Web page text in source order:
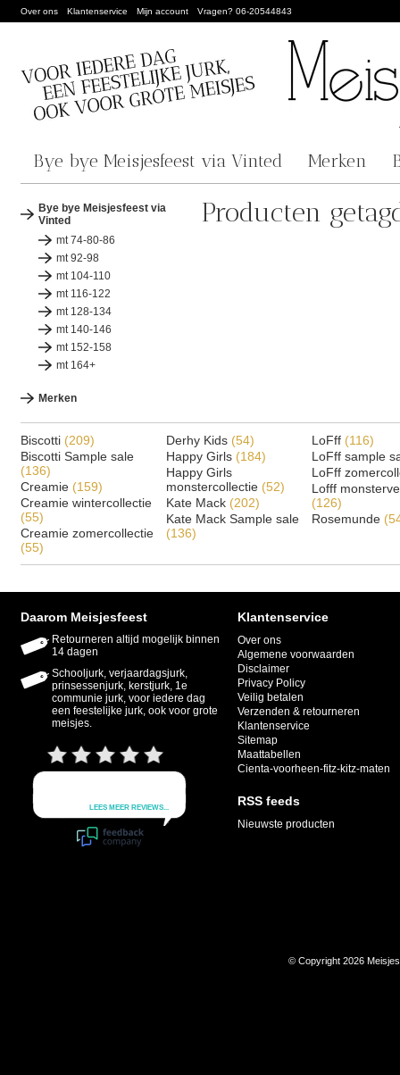
Over ons Klantenservice Mijn account Vragen? 06-20544843
Bye bye Meisjesfeest via Vinted Merken
Bye bye Meisjesfeest via
Vinted
mt 74-80-86
mt 92-98
mt 104-110
mt 116-122
mt 128-134
mt 140-146
mt 152-158
mt 164+
Merken
Producten
Biscotti (209)
Biscotti Sample sale
(136)
Creamie (159)
Creamie wintercollectie
(55)
Creamie zomercollectie
(55)
Derhy Kids (54)
Happy Girls (184)
Happy Girls
monstercollectie (52)
Kate Mack (202)
Kate Mack Sample sale
(136)
LoFff (116)
LoFff sample
LoFff
Lofff
(126)
Rosemunde
Daarom Meisjesfeest
Retourneren altijd mogelijk binnen
14 dagen
Schooljurk, verjaardagsjurk,
prinsessenjurk, kerstjurk, 1e
communie jurk, voor iedere dag
een feestelijke jurk, ook voor grote
meisjes.
Klantenservice
Over ons
Algemene voorwaarden
Disclaimer
Privacy Policy
Veilig betalen
Verzenden & retourneren
Klantenservice
Sitemap
Maattabellen
Cienta-voorheen-fitz-kitz-maten
RSS feeds
Nieuwste producten
© Copyright 2026